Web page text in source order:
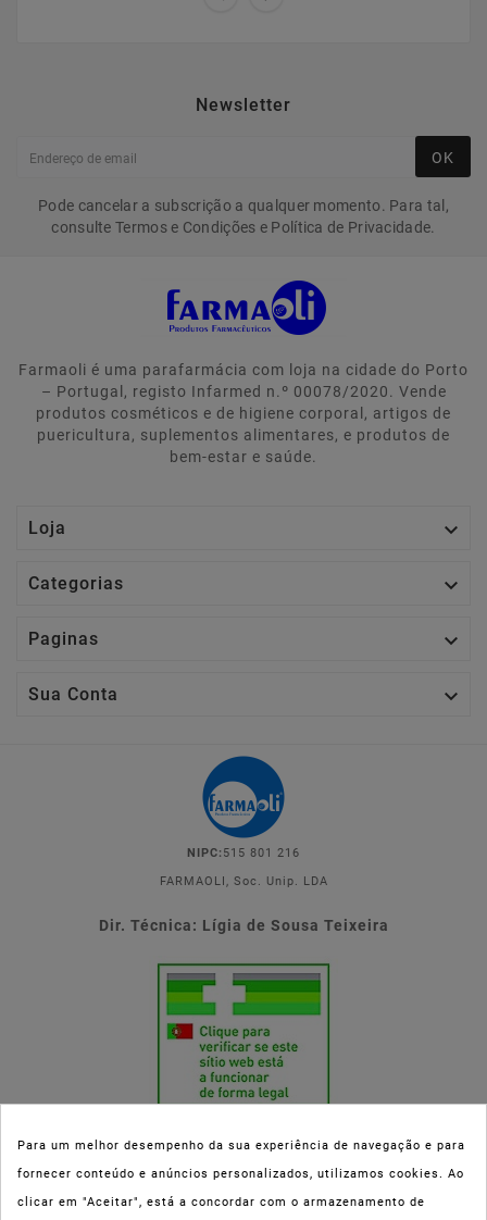
Newsletter
OK
Pode cancelar a subscrição a qualquer momento. Para tal,
consulte Termos e Condições e Política de Privacidade.
Farmaoli é uma parafarmácia com loja na cidade do Porto
– Portugal, registo Infarmed n.º 00078/2020. Vende
produtos cosméticos e de higiene corporal, artigos de
puericultura, suplementos alimentares, e produtos de
bem-estar e saúde.
Loja 
Categorias 
Paginas 
Sua Conta 
NIPC: 515 801 216
FARMAOLI, Soc. Unip. LDA
Dir. Técnica: Lígia de Sousa Teixeira
Esta parafarmácia (Farmaoli) encontra-se autorizada pelo INFARMED
Para um melhor desempenho da sua experiência de navegação e para
fornecer conteúdo e anúncios personalizados, utilizamos cookies. Ao
clicar em "Aceitar", está a concordar com o armazenamento de